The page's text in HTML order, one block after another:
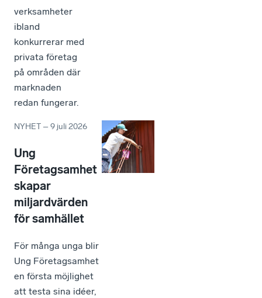
verksamheter
ibland
konkurrerar med
privata företag
på områden där
marknaden
redan fungerar.
NYHET –9 juli 2026
Ung
Företagsamhet
skapar
miljardvärden
för samhället
För många unga blir
Ung Företagsamhet
en första möjlighet
att testa sina idéer,